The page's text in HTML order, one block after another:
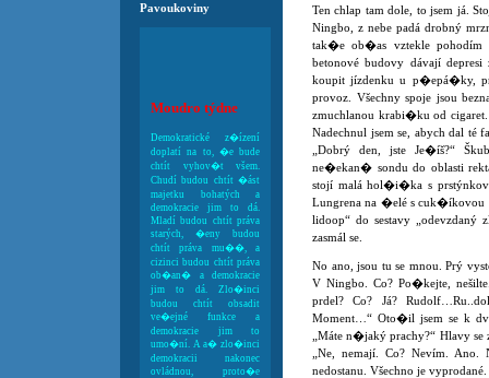
Ten chlap tam dole, to jsem já.
Ningbo, z nebe padá drobný
tak�e ob�as vztekle
betonové budovy dávají
koupit jízdenku u p�epá�ky,
provoz. Všechny spoje jsou
zmuchlanou krabi�ku od
Nadechnul jsem se, abych dal té
„Dobrý den, jste Je�íš?“
ne�ekan� sondu do oblasti
stojí malá hol�i�ka s
Lungrena na �elé s cuk�íkovou
lidoop“ do sestavy
zasmál se.
No ano, jsou tu se mnou. Prý
V Ningbo. Co? Po�kejte,
prdel? Co? Já?
Moment…“ Oto�il jsem se k
„Máte n�jaký prachy?“ Hlavy
„Ne, nemají. Co? Nevím.
nedostanu. Všechno je
Pavoukoviny
Moudro týdne
Demokratické z�ízení
doplatí na to, �e bude
chtít vyhov�t všem.
Chudí budou chtít �ást
majetku bohatých a
demokracie jim to dá.
Mladí budou chtít práva
starých, �eny budou
chtít práva mu��, a
cizinci budou chtít práva
ob�an� a demokracie
jim to dá. Zlo�inci
budou chtít obsadit
ve�ejné funkce a
demokracie jim to
umo�ní. A a� zlo�inci
demokracii nakonec
ovládnou, proto�e